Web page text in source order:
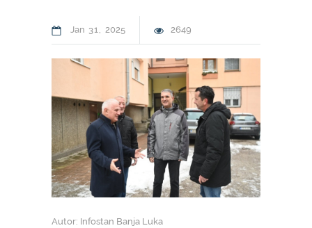
Jan 31 2025 2649
Autor: Infostan Banja Luka